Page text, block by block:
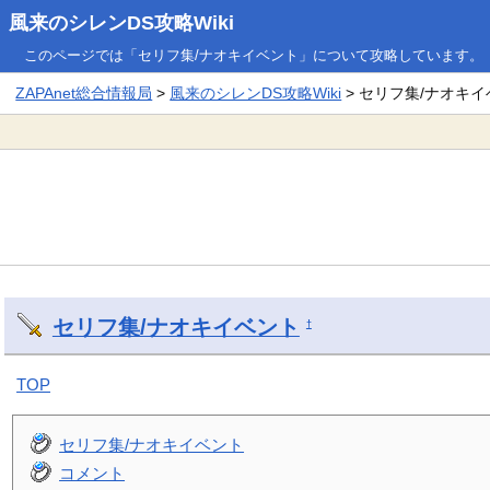
風来のシレンDS攻略Wiki
このページでは「セリフ集/ナオキイベント」について攻略しています。
ZAPAnet総合情報局 > 風来のシレンDS攻略Wiki > セリフ集/ナオキイ
セリフ集/ナオキイベント †
TOP
セリフ集/ナオキイベント
コメント